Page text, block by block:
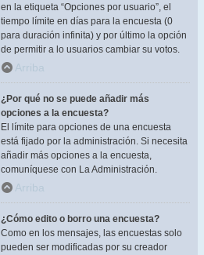
en la etiqueta “Opciones por usuario”, el
tiempo límite en días para la encuesta (0
para duración infinita) y por último la opción
de permitir a lo usuarios cambiar su votos.
Arriba
¿Por qué no se puede añadir más
opciones a la encuesta?
El límite para opciones de una encuesta
está fijado por la administración. Si necesita
añadir más opciones a la encuesta,
comuníquese con La Administración.
Arriba
¿Cómo edito o borro una encuesta?
Como en los mensajes, las encuestas solo
pueden ser modificadas por su creador